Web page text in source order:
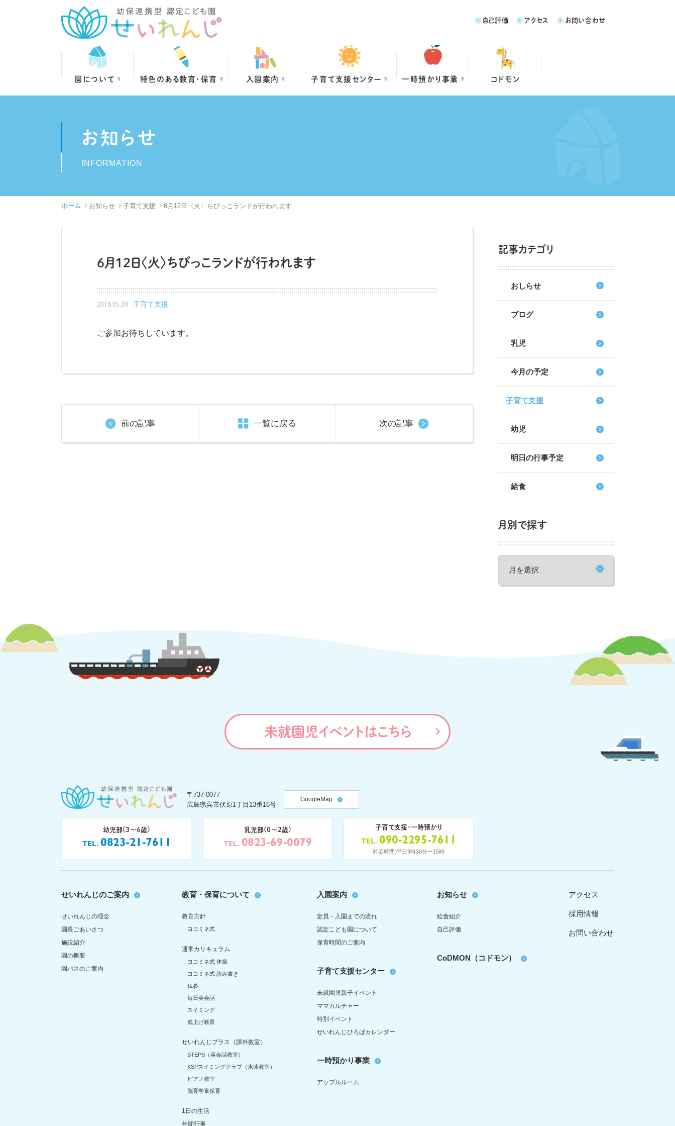
園について 特色のある教育・保育 入園案内 子育て支援センター 一時預かり事業 コドモン
自己評価 アクセス お問い合わせ
お知らせ
INFORMATION
ホーム お知らせ 子育て支援 6月12日〈火〉ちびっこランドが行われます
6月12日〈火〉ちびっこランドが行われます
2018.05.30 子育て支援
ご参加お待ちしています。
前の記事 一覧に戻る 次の記事
記事カテゴリ
おしらせ
ブログ
乳児
今月の予定
子育て支援
幼児
明日の行事予定
給食
月別で探す
未就園児イベントはこちら
〒737-0077
広島県呉市伏原1丁目13番16号
GoogleMap
幼児部(3〜6歳)
TEL 0823-21-7611
乳児部(0〜2歳)
TEL 0823-69-0079
子育て支援・一時預かり
TEL 090-2295-7611
対応時間:平日9時30分〜15時
せいれんじのご案内
せいれんじの理念
園長ごあいさつ
施設紹介
園の概要
園バスのご案内
教育・保育について
教育方針
ヨコミネ式
通常カリキュラム
ヨコミネ式 体操
ヨコミネ式 読み書き
仏参
毎日英会話
スイミング
底上げ教育
せいれんじプラス（課外教室）
STEPS（英会話教室）
KSPスイミングクラブ（水泳教室）
ピアノ教室
脳育学童保育
1日の生活
年間行事
入園案内
定員・入園までの流れ
認定こども園について
保育時間のご案内
子育て支援センター
未就園児親子イベント
ママカルチャー
特別イベント
せいれんじひろばカレンダー
一時預かり事業
アップルルーム
お知らせ
給食紹介
自己評価
CoDMON（コドモン）
アクセス
採用情報
お問い合わせ